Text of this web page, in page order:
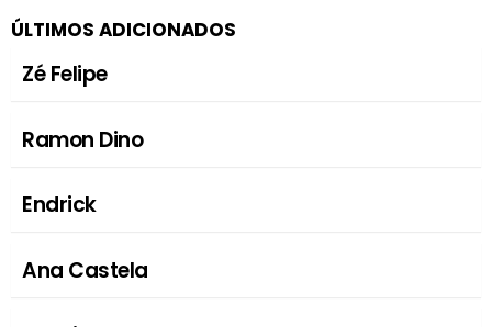
ÚLTIMOS ADICIONADOS
Zé Felipe
Ramon Dino
Endrick
Ana Castela